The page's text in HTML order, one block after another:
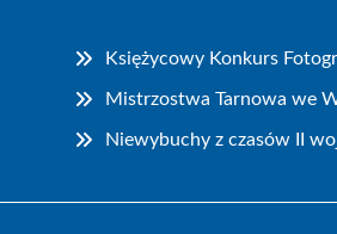
Księżycowy Konkurs
Mistrzostwa Tarnowa we
Niewybuchy z czasów II